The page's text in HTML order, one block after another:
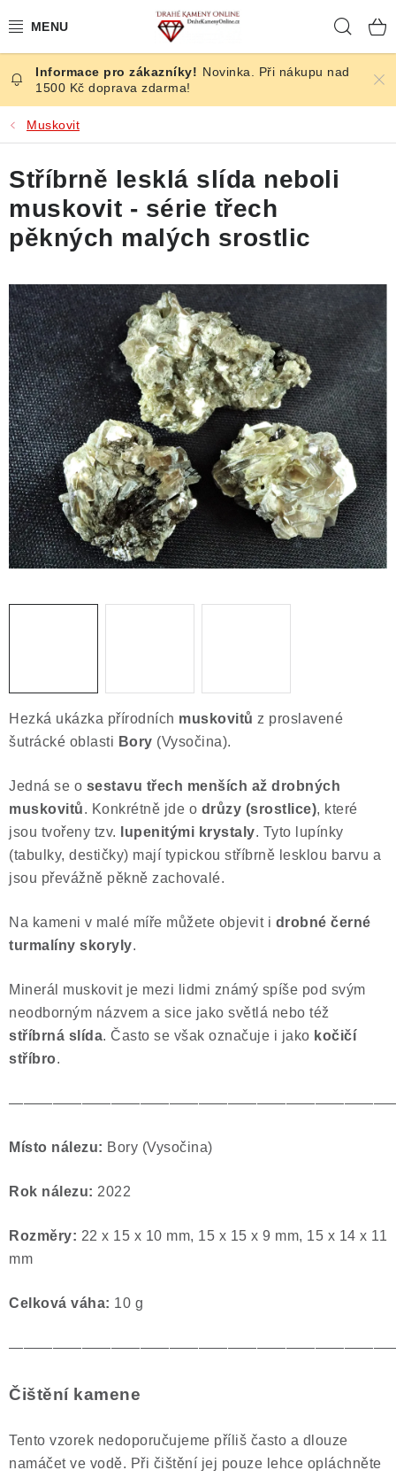
na
ČESKÉ KAMENY
ŠPERKY
KAMENY ZE SVĚTA
BROUŠENÉ
ÚČINKY
KRYSTALY
ČLÁNKY
NALEZIŠTĚ
NÁŠ PŘÍBĚH
VIDEOGALERIE
Výkup minerálů a drahých kamenů
Formulář pro odstoupení od smlouvy
Poučení o právu na odstoupení od smlouvy
Novinka. Při nákupu nad
1500 Kč doprava zdarma!
Muskovit
Hezká ukázka přírodních muskovitů z proslavené
šutrácké oblasti Bory (Vysočina).
Jedná se o sestavu třech menších až drobných
muskovitů. Konkrétně jde o drůzy (srostlice), které
jsou tvořeny tzv.
lupenitými krystaly. Tyto lupínky
(tabulky, destičky) mají typickou stříbrně lesklou barvu a
jsou převážně pěkně zachovalé.
Na kameni v malé míře můžete objevit i drobné černé
turmalíny skoryly.
Minerál muskovit je mezi lidmi známý spíše pod svým
neodborným názvem a sice jako světlá nebo též
stříbrná slída. Často se však označuje i jako kočičí
stříbro.
Místo nálezu: Bory (Vysočina)
Rok nálezu: 2022
Rozměry: 22 x 15 x 10 mm, 15 x 15 x 9 mm, 15 x 14 x 11
mm
Celková váha: 10 g
Čištění kamene
Tento vzorek nedoporučujeme příliš často a dlouze
namáčet ve vodě. Při čištění jej pouze lehce opláchněte
Stříbrně lesklá slída neboli
muskovit - série třech
pěkných malých srostlic